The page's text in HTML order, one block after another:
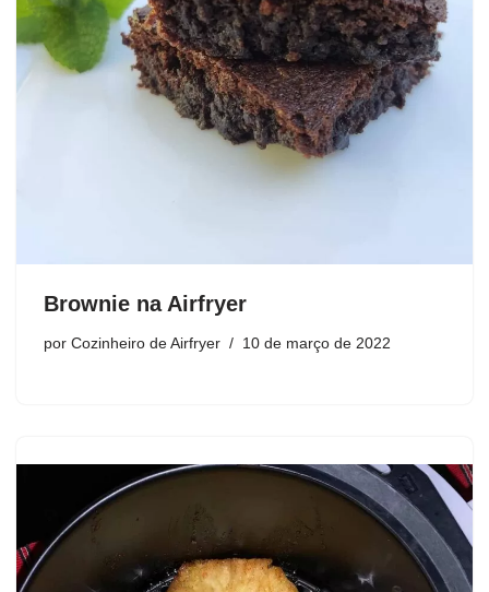
Brownie na Airfryer
por Cozinheiro de Airfryer 10 de março de 2022